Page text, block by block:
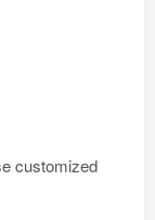
customized